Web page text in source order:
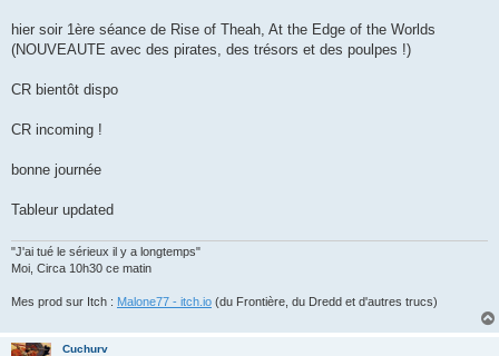
g
hier soir 1ère séance de Rise of Theah, At the Edge of the Worlds
(NOUVEAUTE avec des pirates, des trésors et des poulpes !)
CR bientôt dispo
CR incoming !
bonne journée
Tableur updated
"J'ai tué le sérieux il y a longtemps"
Moi, Circa 10h30 ce matin
Mes prod sur Itch : Malone77 - itch.io (du Frontière, du Dredd et d'autres trucs)
Cuchurv